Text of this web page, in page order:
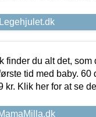
finder du alt det, som
tid med baby. 60
kr. Klik her for at se